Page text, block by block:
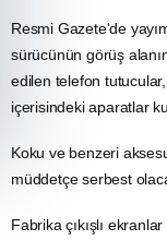
Resmi Gazete'de
sürücünün görüş
edilen telefon
içerisindeki aparatlar
Koku ve benzeri
müddetçe serbest
Fabrika çıkışlı